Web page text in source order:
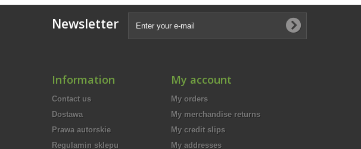
Newsletter
Information
Contact us
Dostawa
Prawa autorskie
Regulamin sklepu
My account
My orders
My merchandise returns
My credit slips
My addresses